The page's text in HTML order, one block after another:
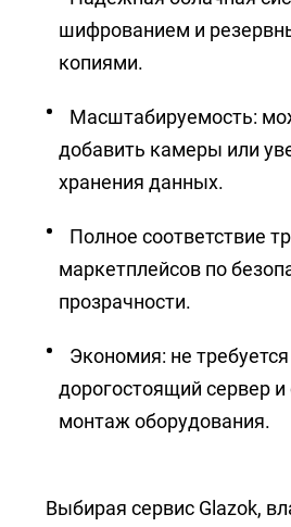
шифрованием и
копиями.
Масштабируемость: можно
добавить камеры или
хранения данных.
Полное соответствие требованиям
маркетплейсов по
прозрачности.
Экономия: не требуется
дорогостоящий сервер
монтаж оборудования.
Выбирая сервис Glazok,